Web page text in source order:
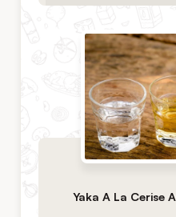
Yaka A La Cerise